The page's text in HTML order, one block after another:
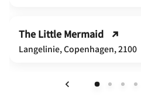
The Little Mermaid
Langelinie, Copenhagen, 2100